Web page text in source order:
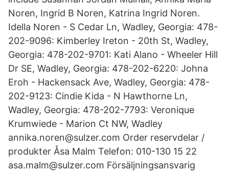
Noren, Ingrid B Noren, Katrina Ingrid Noren.
Idella Noren - S Cedar Ln, Wadley, Georgia: 478-
202-9096: Kimberley Ireton - 20th St, Wadley,
Georgia: 478-202-9701: Kati Alano - Wheeler Hill
Dr SE, Wadley, Georgia: 478-202-6220: Johna
Eroh - Hackensack Ave, Wadley, Georgia: 478-
202-9123: Cindie Kida - N Hawthorne Ln,
Wadley, Georgia: 478-202-7793: Veronique
Krumwiede - Marion Ct NW, Wadley
annika.noren@sulzer.com Order reservdelar /
produkter Åsa Malm Telefon: 010-130 15 22
asa.malm@sulzer.com Försäljningsansvarig